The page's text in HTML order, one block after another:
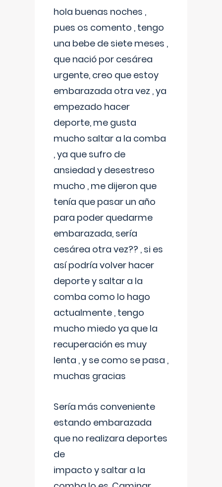
hola buenas noches ,
pues os comento , tengo
una bebe de siete meses ,
que nació por cesárea
urgente, creo que estoy
embarazada otra vez , ya
empezado hacer
deporte, me gusta
mucho saltar a la comba
, ya que sufro de
ansiedad y desestreso
mucho , me dijeron que
tenía que pasar un año
para poder quedarme
embarazada, sería
cesárea otra vez?? , si es
así podría volver hacer
deporte y saltar a la
comba como lo hago
actualmente , tengo
mucho miedo ya que la
recuperación es muy
lenta , y se como se pasa ,
muchas gracias
Sería más conveniente
estando embarazada
que no realizara deportes
de
impacto y saltar a la